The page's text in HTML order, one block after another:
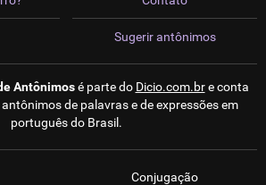
Sugerir antônimos
Antônimosé parte do Dicio.com.bre conta
de palavras e de expressões em
português do Brasil.
Conjugação